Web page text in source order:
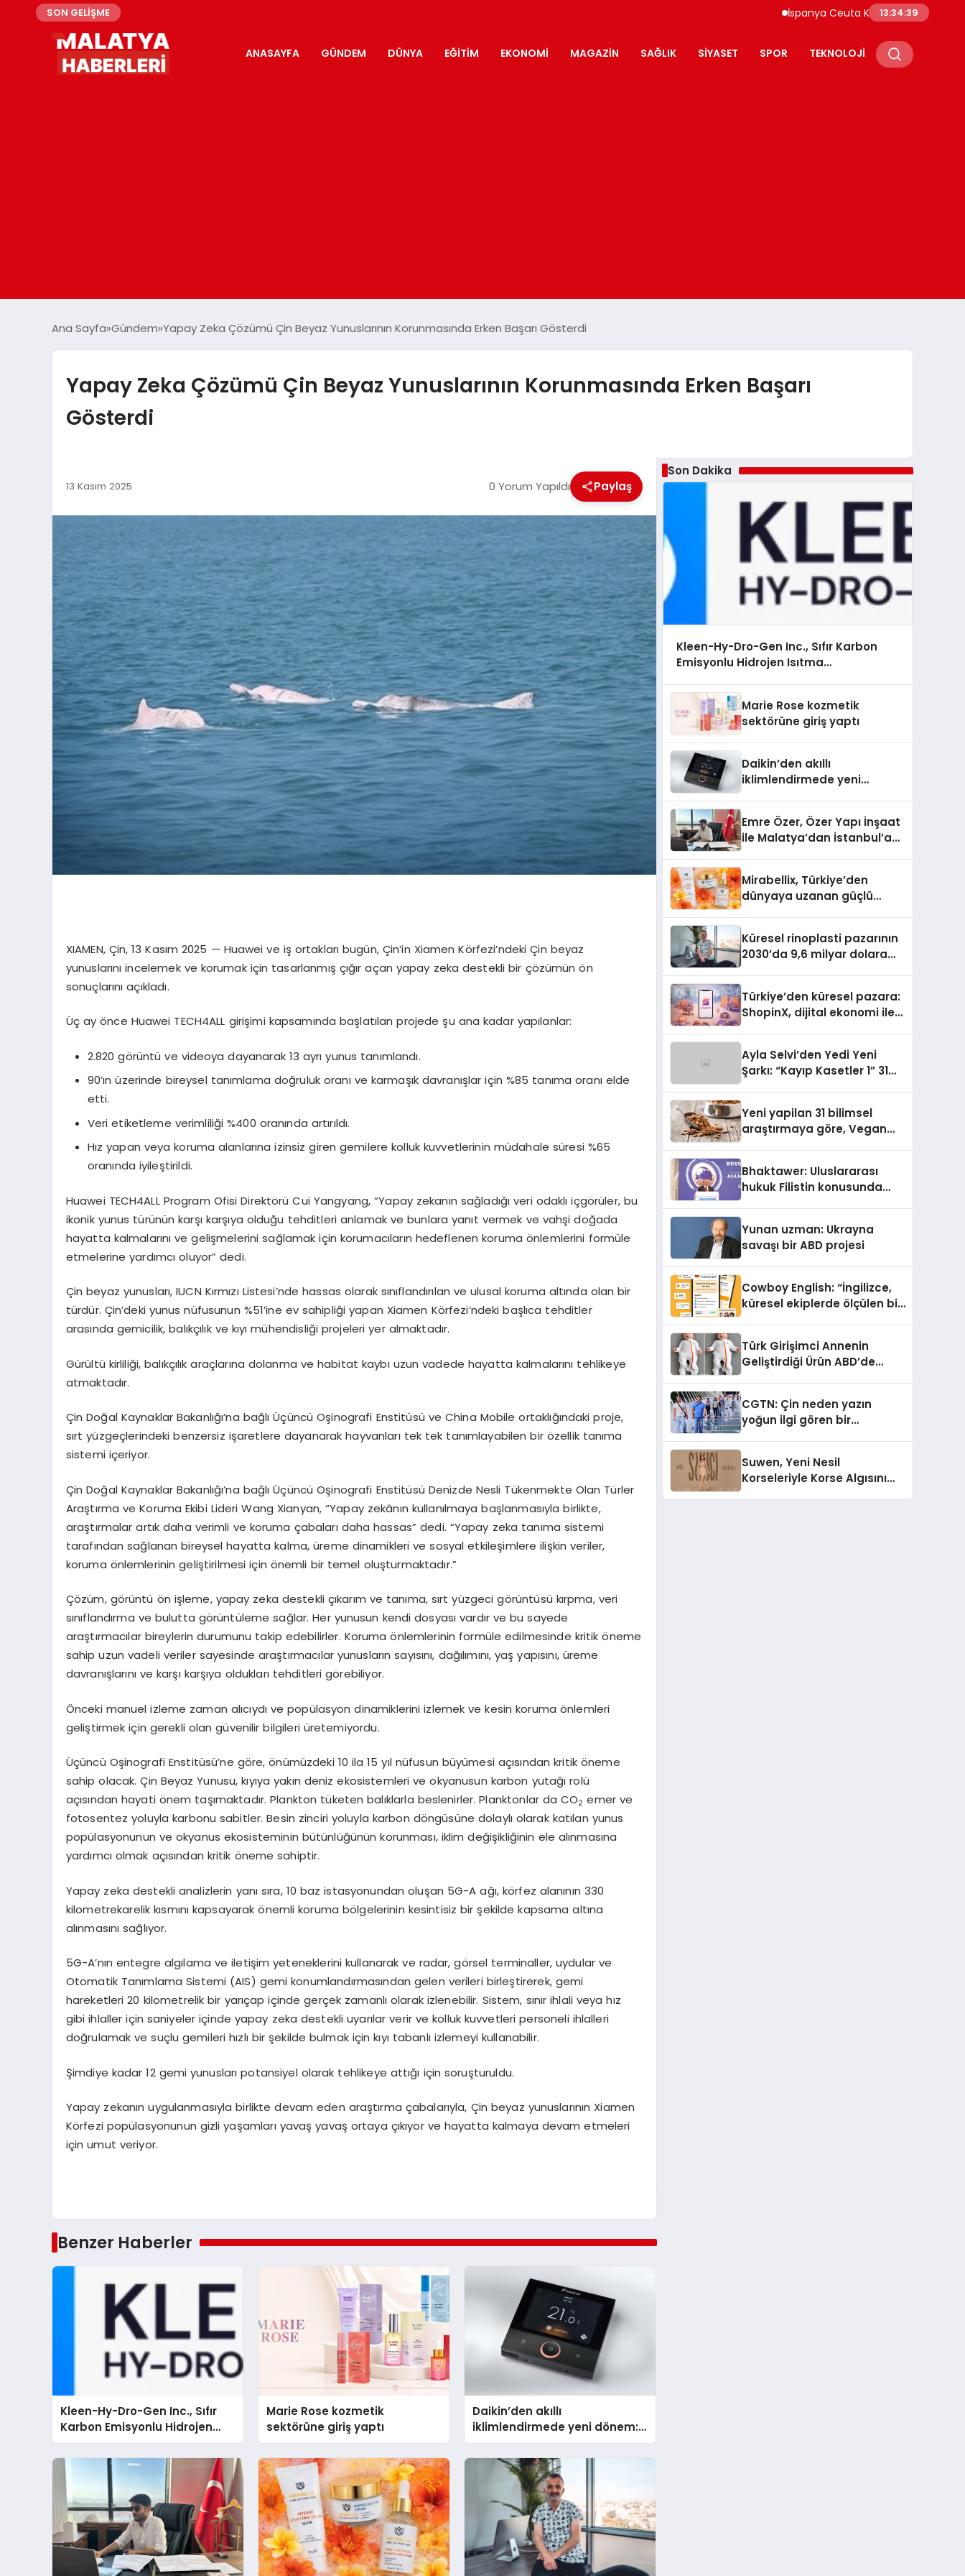
SON GELİŞME İspanya Ceuta Kıyıları Yüzlerce Göçmen
13:34:40
ANASAYFA GÜNDEM DÜNYA EĞITIM EKONOMI MAGAZIN SAĞLIK SIYASET SPOR TEKNOLOJI
Ana Sayfa Gündem Yapay Zeka Çözümü Çin Beyaz Yunuslarının Korunmasında Erken Başarı Gösterdi
Yapay Zeka Çözümü Çin Beyaz Yunuslarının Korunmasında Erken Başarı
Gösterdi
13 Kasım 2025 0 Yorum Yapıldı Paylaş
XIAMEN, Çin, 13 Kasım 2025 — Huawei ve iş ortakları bugün, Çin’in Xiamen Körfezi’ndeki Çin beyaz
yunuslarını incelemek ve korumak için tasarlanmış çığır açan yapay zeka destekli bir çözümün ön
sonuçlarını açıkladı.
Üç ay önce Huawei TECH4ALL girişimi kapsamında başlatılan projede şu ana kadar yapılanlar:
2.820 görüntü ve videoya dayanarak 13 ayrı yunus tanımlandı.
90’ın üzerinde bireysel tanımlama doğruluk oranı ve karmaşık davranışlar için %85 tanıma oranı elde
etti.
Veri etiketleme verimliliği %400 oranında artırıldı.
Hız yapan veya koruma alanlarına izinsiz giren gemilere kolluk kuvvetlerinin müdahale süresi %65
oranında iyileştirildi.
Huawei TECH4ALL Program Ofisi Direktörü Cui Yangyang, “Yapay zekanın sağladığı veri odaklı içgörüler, bu
ikonik yunus türünün karşı karşıya olduğu tehditleri anlamak ve bunlara yanıt vermek ve vahşi doğada
hayatta kalmalarını ve gelişmelerini sağlamak için korumacıların hedeflenen koruma önlemlerini formüle
etmelerine yardımcı oluyor” dedi.
Çin beyaz yunusları, IUCN Kırmızı Listesi’nde hassas olarak sınıflandırılan ve ulusal koruma altında olan bir
türdür. Çin’deki yunus nüfusunun %51’ine ev sahipliği yapan Xiamen Körfezi’ndeki başlıca tehditler
arasında gemicilik, balıkçılık ve kıyı mühendisliği projeleri yer almaktadır.
Gürültü kirliliği, balıkçılık araçlarına dolanma ve habitat kaybı uzun vadede hayatta kalmalarını tehlikeye
atmaktadır.
Çin Doğal Kaynaklar Bakanlığı’na bağlı Üçüncü Oşinografi Enstitüsü ve China Mobile ortaklığındaki proje,
sırt yüzgeçlerindeki benzersiz işaretlere dayanarak hayvanları tek tek tanımlayabilen bir özellik tanıma
sistemi içeriyor.
Çin Doğal Kaynaklar Bakanlığı’na bağlı Üçüncü Oşinografi Enstitüsü Denizde Nesli Tükenmekte Olan Türler
Araştırma ve Koruma Ekibi Lideri Wang Xianyan, “Yapay zekânın kullanılmaya başlanmasıyla birlikte,
araştırmalar artık daha verimli ve koruma çabaları daha hassas” dedi. “Yapay zeka tanıma sistemi
tarafından sağlanan bireysel hayatta kalma, üreme dinamikleri ve sosyal etkileşimlere ilişkin veriler,
koruma önlemlerinin geliştirilmesi için önemli bir temel oluşturmaktadır.”
Çözüm, görüntü ön işleme, yapay zeka destekli çıkarım ve tanıma, sırt yüzgeci görüntüsü kırpma, veri
sınıflandırma ve bulutta görüntüleme sağlar. Her yunusun kendi dosyası vardır ve bu sayede
araştırmacılar bireylerin durumunu takip edebilirler. Koruma önlemlerinin formüle edilmesinde kritik öneme
sahip uzun vadeli veriler sayesinde araştırmacılar yunusların sayısını, dağılımını, yaş yapısını, üreme
davranışlarını ve karşı karşıya oldukları tehditleri görebiliyor.
Önceki manuel izleme zaman alıcıydı ve popülasyon dinamiklerini izlemek ve kesin koruma önlemleri
geliştirmek için gerekli olan güvenilir bilgileri üretemiyordu.
Üçüncü Oşinografi Enstitüsü’ne göre, önümüzdeki 10 ila 15 yıl nüfusun büyümesi açısından kritik öneme
sahip olacak. Çin Beyaz Yunusu, kıyıya yakın deniz ekosistemleri ve okyanusun karbon yutağı rolü
açısından hayati önem taşımaktadır. Plankton tüketen balıklarla beslenirler. Planktonlar da CO2 emer ve
fotosentez yoluyla karbonu sabitler. Besin zinciri yoluyla karbon döngüsüne dolaylı olarak katılan yunus
popülasyonunun ve okyanus ekosisteminin bütünlüğünün korunması, iklim değişikliğinin ele alınmasına
yardımcı olmak açısından kritik öneme sahiptir.
Yapay zeka destekli analizlerin yanı sıra, 10 baz istasyonundan oluşan 5G-A ağı, körfez alanının 330
kilometrekarelik kısmını kapsayarak önemli koruma bölgelerinin kesintisiz bir şekilde kapsama altına
alınmasını sağlıyor.
5G-A’nın entegre algılama ve iletişim yeteneklerini kullanarak ve radar, görsel terminaller, uydular ve
Otomatik Tanımlama Sistemi (AIS) gemi konumlandırmasından gelen verileri birleştirerek, gemi
hareketleri 20 kilometrelik bir yarıçap içinde gerçek zamanlı olarak izlenebilir. Sistem, sınır ihlali veya hız
gibi ihlaller için saniyeler içinde yapay zeka destekli uyarılar verir ve kolluk kuvvetleri personeli ihlalleri
doğrulamak ve suçlu gemileri hızlı bir şekilde bulmak için kıyı tabanlı izlemeyi kullanabilir.
Şimdiye kadar 12 gemi yunusları potansiyel olarak tehlikeye attığı için soruşturuldu.
Yapay zekanın uygulanmasıyla birlikte devam eden araştırma çabalarıyla, Çin beyaz yunuslarının Xiamen
Körfezi popülasyonunun gizli yaşamları yavaş yavaş ortaya çıkıyor ve hayatta kalmaya devam etmeleri
için umut veriyor.
Benzer Haberler
Kleen-Hy-Dro-Gen Inc., Sıfır
Karbon Emisyonlu Hidrojen
Isıtma Teknolojisinde ISO ve
TSSA Düzenleyici Onaylarını
Aldı
Marie Rose kozmetik
sektörüne giriş yaptı
Daikin’den akıllı
iklimlendirmede yeni dönem:
Madoka Plus Türkiye’de
Son Dakika
Kleen-Hy-Dro-Gen Inc., Sıfır Karbon
Emisyonlu Hidrojen Isıtma
Onaylarını Aldı
Marie Rose kozmetik
sektörüne giriş yaptı
Daikin’den akıllı
iklimlendirmede yeni
Emre Özer, Özer Yapı İnşaat
ile Malatya’dan İstanbul’a
Mirabellix, Türkiye’den
dünyaya uzanan güçlü
Küresel rinoplasti pazarının
2030’da 9,6 milyar dolara
Türkiye’den küresel pazara:
ShopinX, dijital ekonomi ile
Ayla Selvi’den Yedi Yeni
Şarkı: “Kayıp Kasetler 1” 31
Yeni yapilan 31 bilimsel
araştırmaya göre, Vegan
Sindirildiğini Ortaya Koydu
Bhaktawer: Uluslararası
hukuk Filistin konusunda
Yunan uzman: Ukrayna
savaşı bir ABD projesi
Cowboy English: “İngilizce,
küresel ekiplerde ölçülen bir
Türk Girişimci Annenin
Geliştirdiği Ürün ABD’de
Açısı Getiriyor.
CGTN: Çin neden yazın
yoğun ilgi gören bir
Suwen, Yeni Nesil
Korseleriyle Korse Algısını